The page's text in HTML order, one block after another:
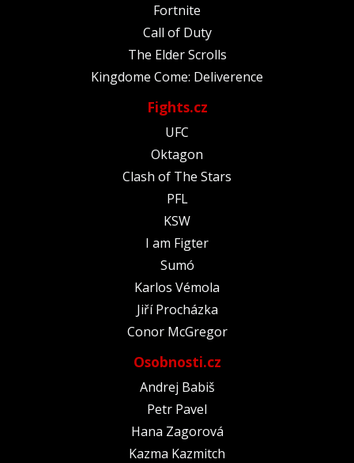
Fortnite
Call of Duty
The Elder Scrolls
Kingdome Come: Deliverence
Fights.cz
UFC
Oktagon
Clash of The Stars
PFL
KSW
I am Figter
Sumó
Karlos Vémola
Jiří Procházka
Conor McGregor
Osobnosti.cz
Andrej Babiš
Petr Pavel
Hana Zagorová
Kazma Kazmitch